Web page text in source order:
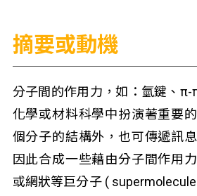
摘要或動機
分子間的作用力，如：氫鍵、 π-
化學或材料科學中扮演著重要
個分子的結構外，也可傳遞訊
因此合成一些藉由分子間作用
或網狀等巨分子 (